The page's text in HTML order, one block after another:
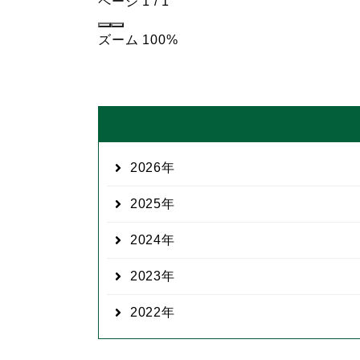
ズーム 100%
2026
2025
2024
2023
2022